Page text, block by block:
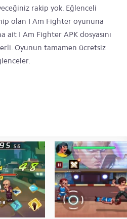
rakip yok. Eğlenceli
olan I Am Fighter oyununa
ait I Am Fighter APK dosyasını
Oyunun tamamen ücretsiz